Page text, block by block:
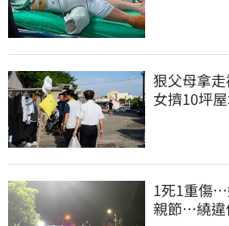
狠父母拿
女擠10坪
1死1重傷…
親節…繞違